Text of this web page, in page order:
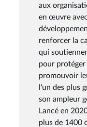
aux
en œuvre
renforcer la
qui
pour protéger
promouvoir
l'un des plus
son ampleur
Lancé en
plus de 1400